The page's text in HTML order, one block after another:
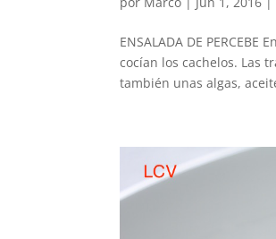
ENSALADA DE
cocían los cachelos. Las
también unas algas,